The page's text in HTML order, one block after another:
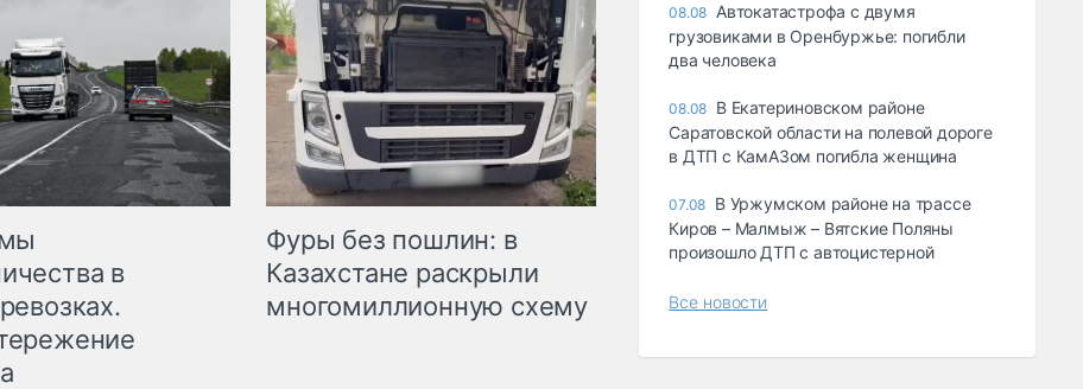
в
Фуры без пошлин: в
Казахстане раскрыли
многомиллионную схему
08.08 Автокатастрофа с двумя
грузовиками в Оренбуржье: погибли
два человека
08.08 В Екатериновском районе
Саратовской области на полевой дороге
в ДТП с КамАЗом погибла женщина
07.08 В Уржумском районе на трассе
Киров – Малмыж – Вятские Поляны
произошло ДТП с автоцистерной
Все новости